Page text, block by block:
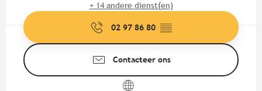
+ 14 andere dienst(en)
02 97 86 80 ▒▒
Contacteer ons